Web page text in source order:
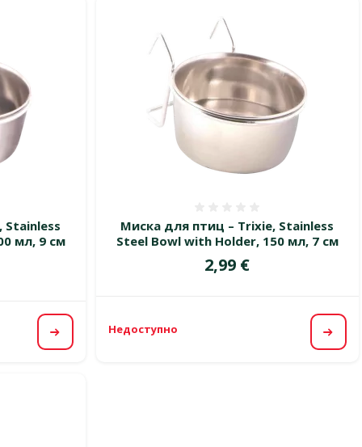
Stainless
мл, 9 см
Посмотреть
Миска для птиц – Trixie, Stainless
Steel Bowl with Holder, 150 мл, 7 см
Цена
2,99 €
Недоступно